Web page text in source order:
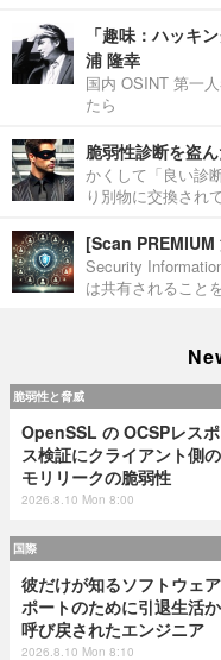
「趣味：ハッキ
浦 隆幸
国内 OSINT 第一
たら
脆弱性診断を盗
かくして「良い診
り別物に交換され
[Scan PREMIUM
Security
は共有されること
脆弱性と脅威
OpenSSL の OCSPレス
ス検証にクライアント側
モリリークの脆弱性
2026.8.10 Mon 8:00
国際
彼だけが知るソフトウェ
ポートのために引退生活
呼び戻されたエンジニア
2026.8.10 Mon 8:10